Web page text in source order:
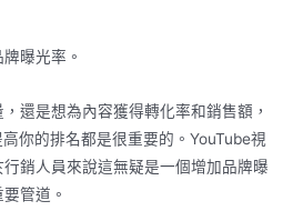
曝光率。
還是想為內容獲得轉化率和銷售額，
你的排名都是很重要的。YouTube視
銷人員來說這無疑是一個增加品牌曝
管道。